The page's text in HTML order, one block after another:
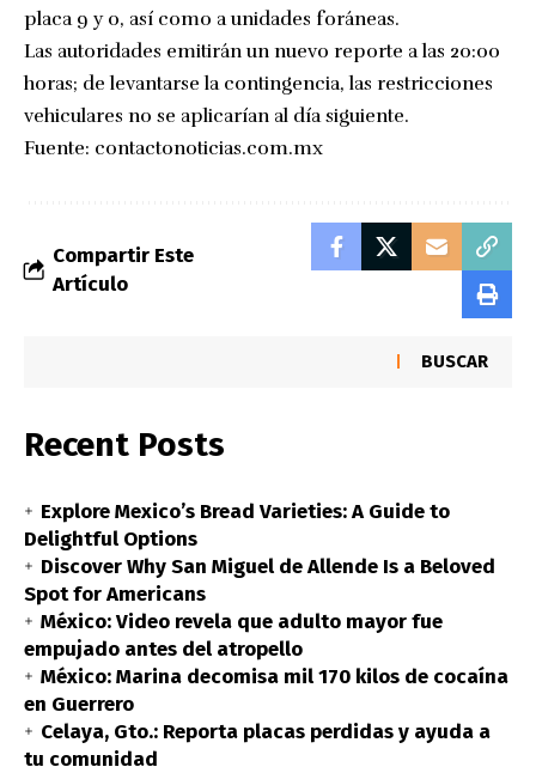
placa 9 y 0, así como a unidades foráneas.
Las autoridades emitirán un nuevo reporte a las 20:00
horas; de levantarse la contingencia, las restricciones
vehiculares no se aplicarían al día siguiente.
Fuente: contactonoticias.com.mx
Compartir Este
Artículo
BUSCAR
Recent Posts
Explore Mexico’s Bread Varieties: A Guide to
Delightful Options
Discover Why San Miguel de Allende Is a Beloved
Spot for Americans
México: Video revela que adulto mayor fue
empujado antes del atropello
México: Marina decomisa mil 170 kilos de cocaína
en Guerrero
Celaya, Gto.: Reporta placas perdidas y ayuda a
tu comunidad